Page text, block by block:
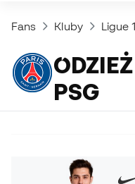
Fans Kluby Ligue 1
ODZIEŻ DLA FANÓW
PSG